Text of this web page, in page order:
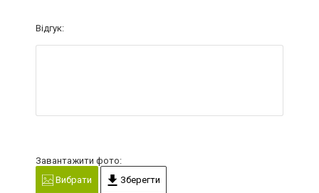
Відгук:
Завантажити фото:
Вибрати
Зберегти